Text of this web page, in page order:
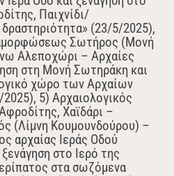
Παιχνίδι/
δραστηριότητα» (23/5/2025),
Σωτήρος (Μονή
Αλεποχώρι – Αρχαίες
στη Μονή Σωτηράκη και
χώρο των Αρχαίων
5) Αρχαιολογικός
Χαϊδάρι –
(Λίμνη Κουμουνδούρου) –
αρχαίας Ιεράς Οδού
στο Ιερό της
στα σωζόμενα